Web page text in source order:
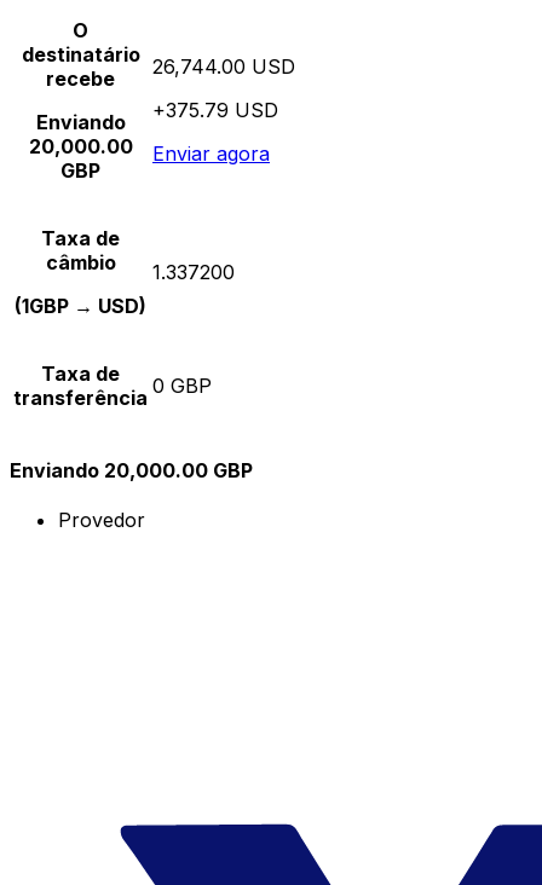
O
destinatário
recebe
Enviando
20,000.00
GBP
26,744.00 USD
+375.79 USD
Enviar agora
Taxa de
câmbio
(1GBP → USD)
1.337200
Taxa de
transferência 0 GBP
Enviando 20,000.00 GBP
Provedor